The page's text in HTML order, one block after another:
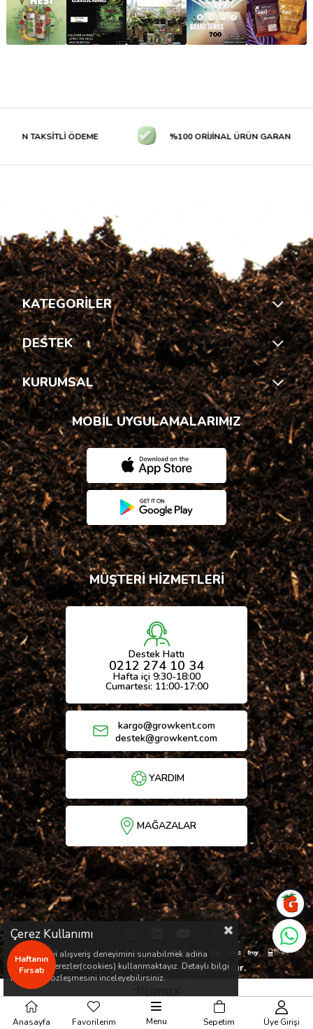
ÖDEME %100 ORİJİNAL ÜRÜN GARANTİSİ
KATEGORİLER
DESTEK
KURUMSAL
MOBİL UYGULAMALARIMIZ
MÜŞTERİ HİZMETLERİ
Destek Hattı
0212 274 10 34
Hafta içi 9:30-18:00
Cumartesi: 11:00-17:00
kargo@growkent.com
destek@growkent.com
YARDIM
MAĞAZALAR
Haftanın
Fırsatı
© Copyright 2026 / Her hakkı saklıdır.
Çerez Kullanımı
Sizlere en iyi alışveriş deneyimini sunabilmek adına
sitemizde çerezler(cookies) kullanmaktayız. Detaylı bilgi
için Kvkk sözleşmesini inceleyebilirsiniz.
Anasayfa Favorilerim Menu Sepetim Üye Girişi